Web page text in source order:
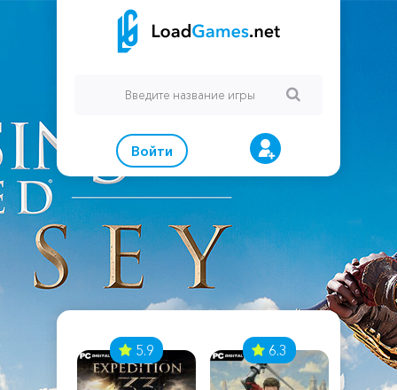
Войти
5.9 6.3